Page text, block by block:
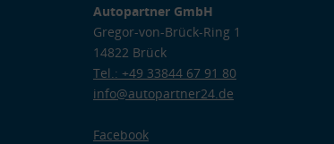
Autopartner GmbH
Gregor-von-Brück-Ring 1
14822 Brück
Tel.: +49 33844 67 91 80
info@autopartner24.de
Facebook